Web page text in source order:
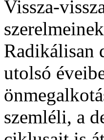
Vissza-
Radikálisan
utolsó
szemléli, a